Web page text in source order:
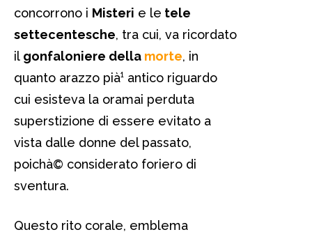
concorrono i Misteri e le tele
settecentesche, tra cui, va ricordato
il gonfaloniere della morte, in
quanto arazzo pià¹ antico riguardo
cui esisteva la oramai perduta
superstizione di essere evitato a
vista dalle donne del passato,
poichà© considerato foriero di
sventura.
Questo rito corale, emblema